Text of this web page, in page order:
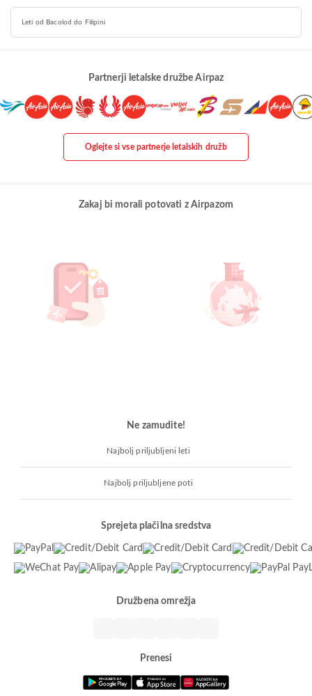
Leti od Bacolod do Filipini
Partnerji letalske družbe Airpaz
Oglejte si vse partnerje letalskih družb
Zakaj bi morali potovati z Airpazom
Ne zamudite!
Najbolj priljubljeni leti
Najbolj priljubljene poti
Sprejeta plačilna sredstva
Družbena omrežja
Prenesi